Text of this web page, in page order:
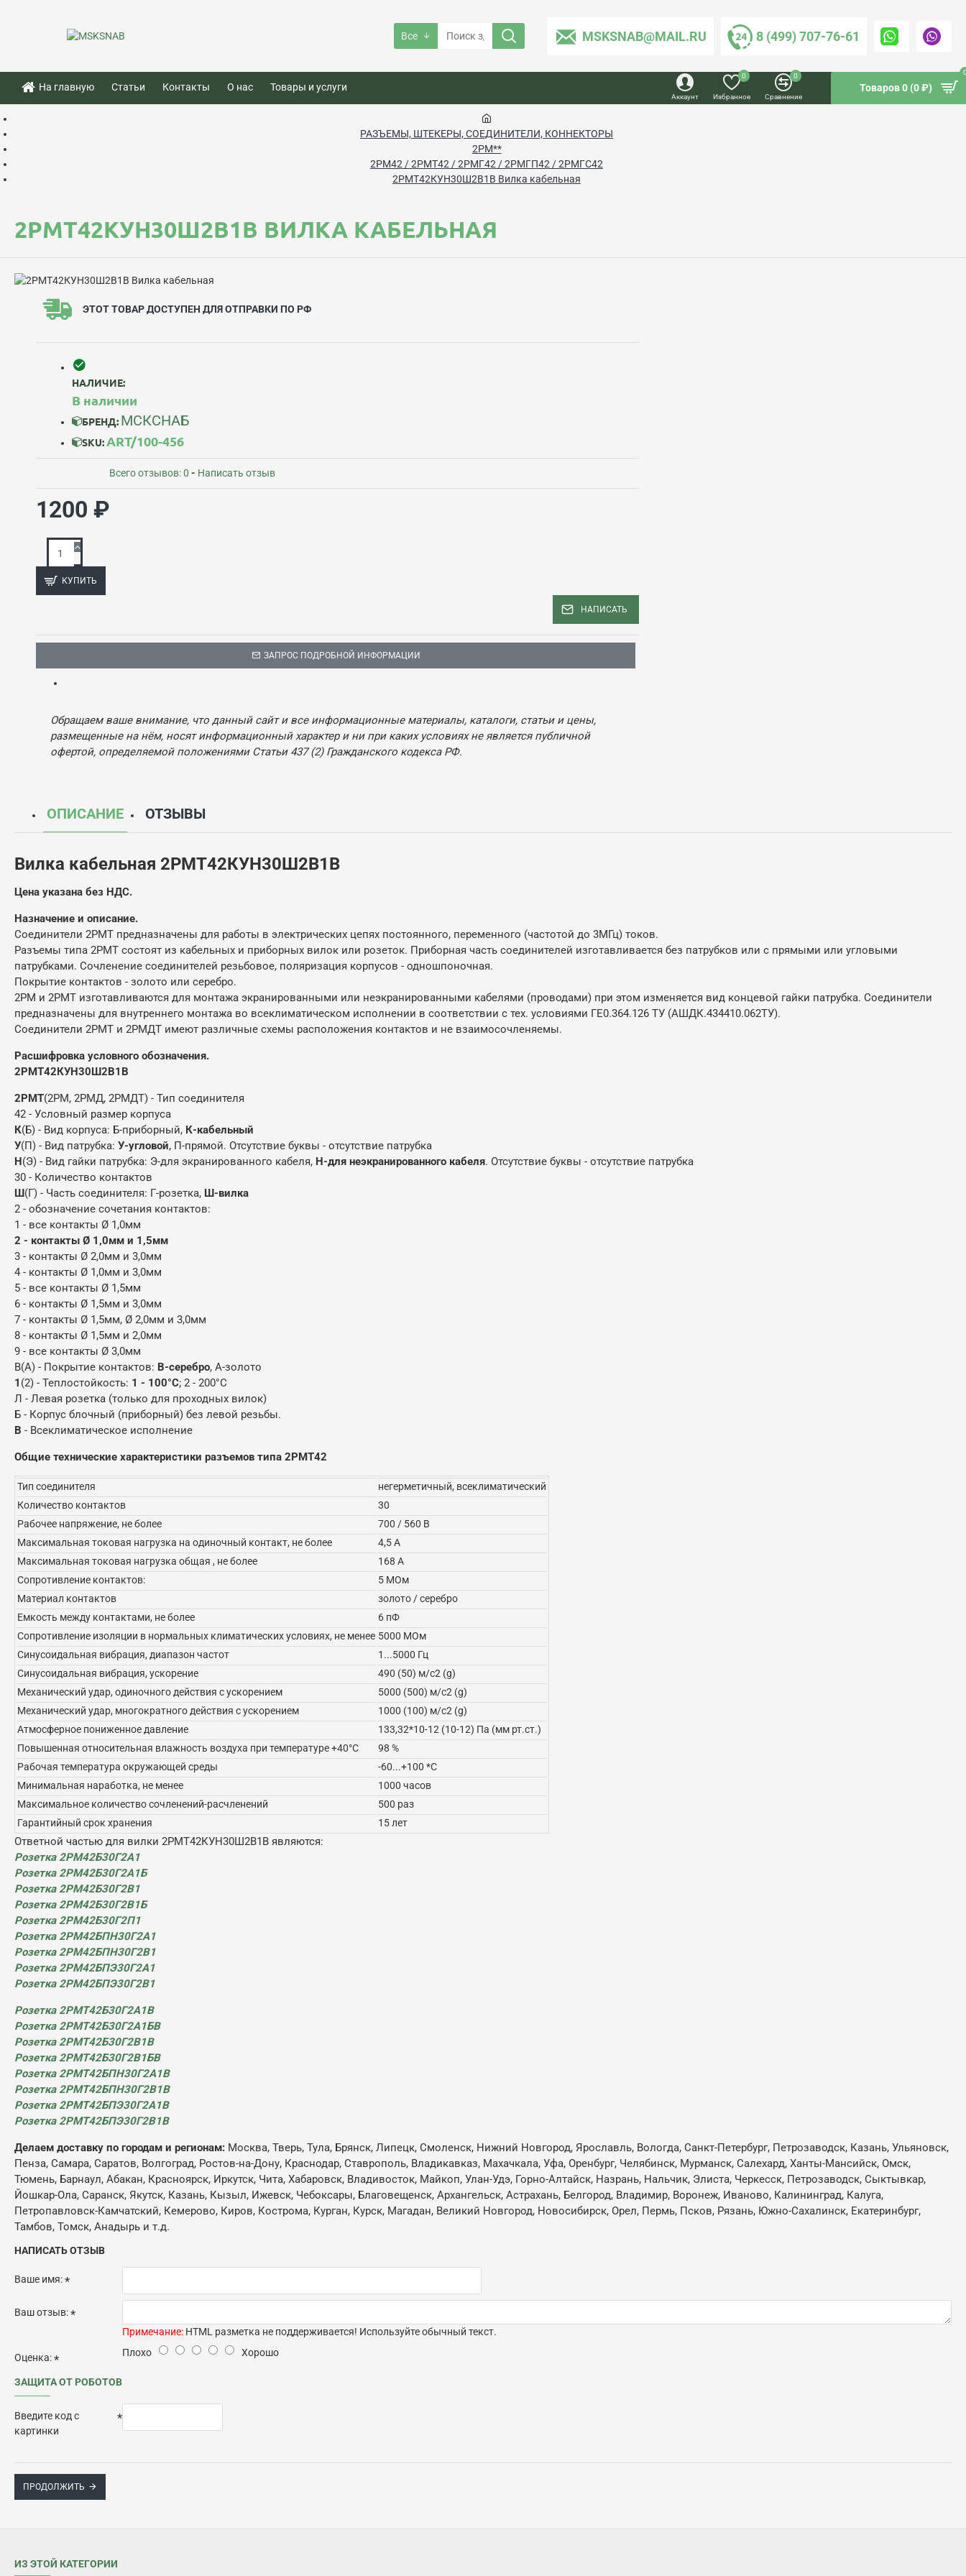
Все MSKSNAB@MAIL.RU 8 (499) 707-76-61
На главную Статьи Контакты О нас Товары и услуги
Аккаунт Избранное
0
Сравнение
0
Товаров 0 (0 ₽)
РАЗЪЕМЫ, ШТЕКЕРЫ, СОЕДИНИТЕЛИ, КОННЕКТОРЫ
2РМ**
2РМ42 / 2РМТ42 / 2РМГ42 / 2РМГП42 / 2РМГС42
2РМТ42КУН30Ш2В1В Вилка кабельная
2РМТ42КУН30Ш2В1В ВИЛКА КАБЕЛЬНАЯ
ЭТОТ ТОВАР ДОСТУПЕН ДЛЯ ОТПРАВКИ ПО РФ
НАЛИЧИЕ:
В наличии
БРЕНД: МСКСНАБ
SKU:ART/100-456
Всего отзывов: 0 - Написать отзыв
1200 ₽
КУПИТЬ
НАПИСАТЬ
ЗАПРОС ПОДРОБНОЙ ИНФОРМАЦИИ
Обращаем ваше внимание, что данный сайт и все информационные материалы, каталоги, статьи и цены,
размещенные на нём, носят информационный характер и ни при каких условиях не является публичной
офертой, определяемой положениями Статьи 437 (2) Гражданского кодекса РФ.
ОПИСАНИЕ ОТЗЫВЫ
Вилка кабельная 2РМТ42КУН30Ш2В1В
Цена указана без НДС.
Назначение и описание.
Соединители 2РМТ предназначены для работы в электрических цепях постоянного, переменного (частотой до 3МГц) токов.
Разъемы типа 2РМТ состоят из кабельных и приборных вилок или розеток. Приборная часть соединителей изготавливается без патрубков или с прямыми или угловыми
патрубками. Сочленение соединителей резьбовое, поляризация корпусов - одношпоночная.
Покрытие контактов - золото или серебро.
2РМ и 2РМТ изготавливаются для монтажа экранированными или неэкранированными кабелями (проводами) при этом изменяется вид концевой гайки патрубка. Соединители
предназначены для внутреннего монтажа во всеклиматическом исполнении в соответствии с тех. условиями ГЕ0.364.126 ТУ (АШДК.434410.062ТУ).
Соединители 2РМТ и 2РМДТ имеют различные схемы расположения контактов и не взаимосочленяемы.
Расшифровка условного обозначения.
2РМТ42КУН30Ш2В1В
2РМТ(2РМ, 2РМД, 2РМДТ) - Тип соединителя
42 - Условный размер корпуса
К(Б) - Вид корпуса: Б-приборный, К-кабельный
У(П) - Вид патрубка: У-угловой, П-прямой. Отсутствие буквы - отсутствие патрубка
Н(Э) - Вид гайки патрубка: Э-для экранированного кабеля, Н-для неэкранированного кабеля. Отсутствие буквы - отсутствие патрубка
30 - Количество контактов
Ш(Г) - Часть соединителя: Г-розетка, Ш-вилка
2 - обозначение сочетания контактов:
1 - все контакты Ø 1,0мм
2 - контакты Ø 1,0мм и 1,5мм
3 - контакты Ø 2,0мм и 3,0мм
4 - контакты Ø 1,0мм и 3,0мм
5 - все контакты Ø 1,5мм
6 - контакты Ø 1,5мм и 3,0мм
7 - контакты Ø 1,5мм, Ø 2,0мм и 3,0мм
8 - контакты Ø 1,5мм и 2,0мм
9 - все контакты Ø 3,0мм
В(А) - Покрытие контактов: В-серебро, А-золото
1 (2) - Теплостойкость: 1 - 100°С; 2 - 200°С
Л - Левая розетка (только для проходных вилок)
Б - Корпус блочный (приборный) без левой резьбы.
В - Всеклиматическое исполнение
Общие технические характеристики разъемов типа 2РМТ42
Тип соединителя
негерметичный, всеклиматический
Количество контактов
30
Рабочее напряжение, не более
700 / 560 В
Максимальная токовая нагрузка на одиночный контакт, не более
4,5 А
Максимальная токовая нагрузка общая , не более
168 А
Сопротивление контактов:
5 МОм
Материал контактов
золото / серебро
Емкость между контактами, не более
6 пФ
Сопротивление изоляции в нормальных климатических условиях, не менее 5000 МОм
Синусоидальная вибрация, диапазон частот
1...5000 Гц
Синусоидальная вибрация, ускорение
490 (50) м/с2 (g)
Механический удар, одиночного действия с ускорением
5000 (500) м/с2 (g)
Механический удар, многократного действия с ускорением
1000 (100) м/с2 (g)
Атмосферное пониженное давление
133,32*10-12 (10-12) Па (мм рт.ст.)
Повышенная относительная влажность воздуха при температуре +40°C
98 %
Рабочая температура окружающей среды
-60...+100 *C
Минимальная наработка, не менее
1000 часов
Максимальное количество сочленений-расчленений
500 раз
Гарантийный срок хранения
15 лет
Ответной частью для вилки 2РМТ42КУН30Ш2В1В являются:
Розетка 2РМ42Б30Г2А1
Розетка 2РМ42Б30Г2А1Б
Розетка 2РМ42Б30Г2В1
Розетка 2РМ42Б30Г2В1Б
Розетка 2РМ42Б30Г2П1
Розетка 2РМ42БПН30Г2А1
Розетка 2РМ42БПН30Г2В1
Розетка 2РМ42БПЭ30Г2А1
Розетка 2РМ42БПЭ30Г2В1
Розетка 2РМТ42Б30Г2А1В
Розетка 2РМТ42Б30Г2А1БВ
Розетка 2РМТ42Б30Г2В1В
Розетка 2РМТ42Б30Г2В1БВ
Розетка 2РМТ42БПН30Г2А1В
Розетка 2РМТ42БПН30Г2В1В
Розетка 2РМТ42БПЭ30Г2А1В
Розетка 2РМТ42БПЭ30Г2В1В
Делаем доставку по городам и регионам: Москва, Тверь, Тула, Брянск, Липецк, Смоленск, Нижний Новгород, Ярославль, Вологда, Санкт-Петербург, Петрозаводск, Казань, Ульяновск,
Пенза, Самара, Саратов, Волгоград, Ростов-на-Дону, Краснодар, Ставрополь, Владикавказ, Махачкала, Уфа, Оренбург, Челябинск, Мурманск, Салехард, Ханты-Мансийск, Омск,
Тюмень, Барнаул, Абакан, Красноярск, Иркутск, Чита, Хабаровск, Владивосток, Майкоп, Улан-Удэ, Горно-Алтайск, Назрань, Нальчик, Элиста, Черкесск, Петрозаводск, Сыктывкар,
Йошкар-Ола, Саранск, Якутск, Казань, Кызыл, Ижевск, Чебоксары, Благовещенск, Архангельск, Астрахань, Белгород, Владимир, Воронеж, Иваново, Калининград, Калуга,
Петропавловск-Камчатский, Кемерово, Киров, Кострома, Курган, Курск, Магадан, Великий Новгород, Новосибирск, Орел, Пермь, Псков, Рязань, Южно-Сахалинск, Екатеринбург,
Тамбов, Томск, Анадырь и т.д.
НАПИСАТЬ ОТЗЫВ
Ваше имя:
Ваш отзыв:
Примечание: HTML разметка не поддерживается! Используйте обычный текст.
Оценка: Плохо Хорошо
ЗАЩИТА ОТ РОБОТОВ
Введите код с
картинки
ПРОДОЛЖИТЬ
ИЗ ЭТОЙ КАТЕГОРИИ